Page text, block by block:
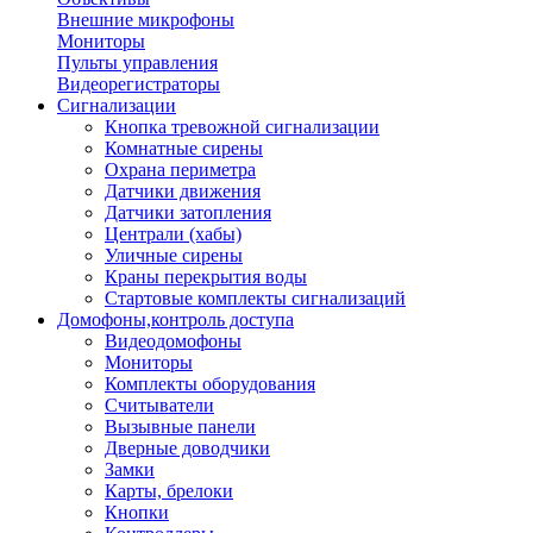
Внешние микрофоны
Мониторы
Пульты управления
Видеорегистраторы
Сигнализации
Кнопка тревожной сигнализации
Комнатные сирены
Охрана периметра
Датчики движения
Датчики затопления
Централи (хабы)
Уличные сирены
Краны перекрытия воды
Стартовые комплекты сигнализаций
Домофоны,контроль доступа
Видеодомофоны
Мониторы
Комплекты оборудования
Считыватели
Вызывные панели
Дверные доводчики
Замки
Карты, брелоки
Кнопки